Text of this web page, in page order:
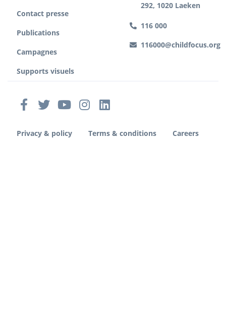
Contact presse
Publications
Campagnes
Supports visuels
292, 1020 Laeken
116 000
116000@childfocus.org
Privacy & policy Terms & conditions Careers